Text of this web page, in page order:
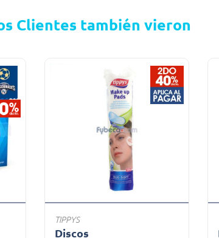
Clientes también vieron
TIPPYS
Discos